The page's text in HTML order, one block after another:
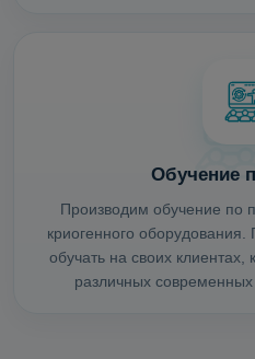
Обучение
Производим обучение по
криогенного
обучать на своих клиентах,
различных современных